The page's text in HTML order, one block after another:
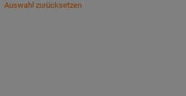
Auswahl zurücksetzen